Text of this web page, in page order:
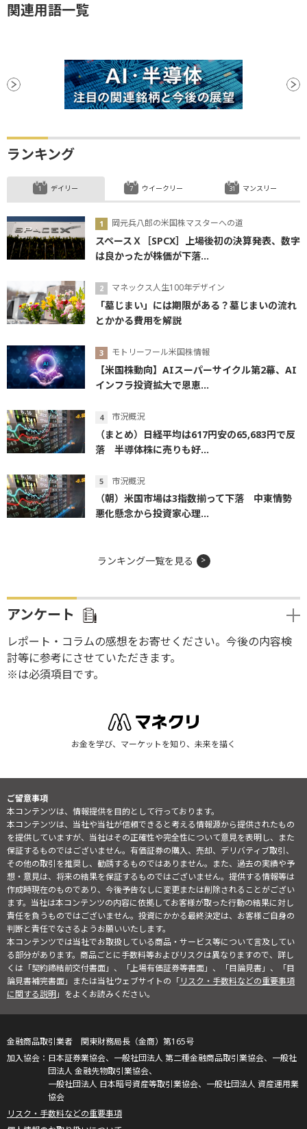
関連用語一覧
ランキング
デイリー
岡元兵八郎の米国株マスターへの道
スペースＸ［SPCX］上場後初の決算発表、数字
は良かったが株価が下落...
マネックス人生100年デザイン
「墓じまい」には期限がある？墓じまいの流れ
とかかる費用を解説
モトリーフール米国株情報
【米国株動向】AIスーパーサイクル第2幕、AI
インフラ投資拡大で恩恵...
市況概況
（まとめ）日経平均は617円安の65,683円で反
落 半導体株に売りも好...
市況概況
（朝）米国市場は3指数揃って下落 中東情勢
悪化懸念から投資家心理...
ウイークリー マンスリー
ランキング一覧を見る
アンケート
レポート・コラムの感想をお寄せください。今後の内容検
討等に参考にさせていただきます。
※は必須項目です。
お金を学び、マーケットを知り、未来を描く
ご留意事項
本コンテンツは、情報提供を目的として行っております。
本コンテンツは、当社や当社が信頼できると考える情報源から提供されたもの
を提供していますが、当社はその正確性や完全性について意見を表明し、また
保証するものではございません。有価証券の購入、売却、デリバティブ取引、
その他の取引を推奨し、勧誘するものではありません。また、過去の実績や予
想・意見は、将来の結果を保証するものではございません。提供する情報等は
作成時現在のものであり、今後予告なしに変更または削除されることがござい
ます。当社は本コンテンツの内容に依拠してお客様が取った行動の結果に対し
責任を負うものではございません。投資にかかる最終決定は、お客様ご自身の
判断と責任でなさるようお願いいたします。
本コンテンツでは当社でお取扱している商品・サービス等について言及してい
る部分があります。商品ごとに手数料等およびリスクは異なりますので、詳し
くは「契約締結前交付書面」、「上場有価証券等書面」、「目論見書」、「目
論見書補完書面」または当社ウェブサイトの「リスク・手数料などの重要事項
に関する説明」をよくお読みください。
金融商品取引業者 関東財務局長（金商）第165号
日本証券業協会、一般社団法人 第二種金融商品取引業協会、一般社
団法人 金融先物取引業協会、
一般社団法人 日本暗号資産等取引業協会、一般社団法人 資産運用業
協会
リスク・手数料などの重要事項